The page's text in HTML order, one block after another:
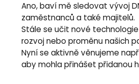
Ano, baví mě sledovat vývoj
zaměstnanců a také majitelů.
Stále se učit nové
rozvoj nebo proměnu našich
Nyní se aktivně věnujeme
aby mohla přinášet přidanou